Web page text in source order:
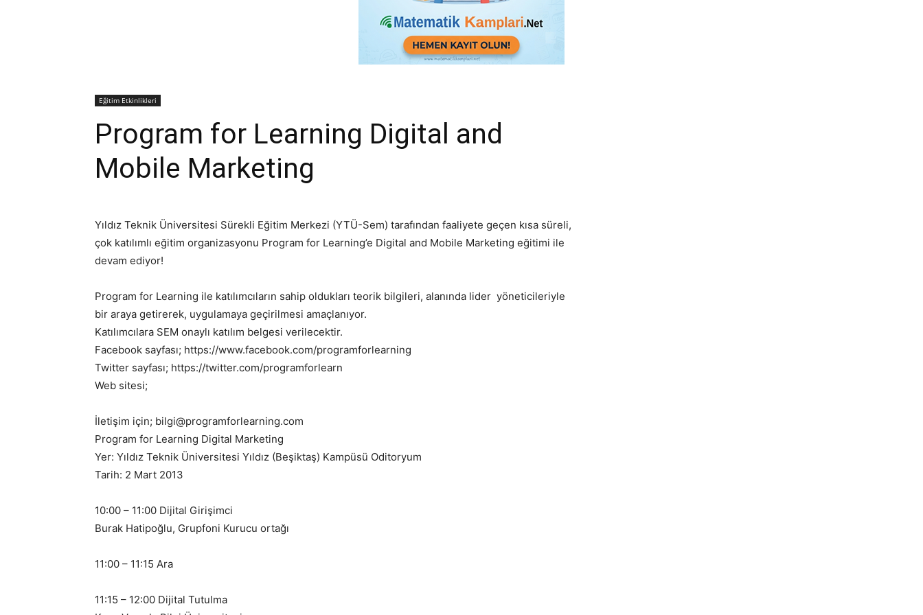
Eğitim Etkinlikleri
Program for Learning Digital and
Mobile Marketing
Yıldız Teknik Üniversitesi Sürekli Eğitim Merkezi (YTÜ-Sem) tarafından faaliyete geçen kısa süreli,
çok katılımlı eğitim organizasyonu Program for Learning’e Digital and Mobile Marketing eğitimi ile
devam ediyor!
Program for Learning ile katılımcıların sahip oldukları teorik bilgileri, alanında lider yöneticileriyle
bir araya getirerek, uygulamaya geçirilmesi amaçlanıyor.
Katılımcılara SEM onaylı katılım belgesi verilecektir.
Facebook sayfası; https://www.facebook.com/programforlearning
Twitter sayfası; https://twitter.com/programforlearn
Web sitesi;
İletişim için; bilgi@programforlearning.com
Program for Learning Digital Marketing
Yer: Yıldız Teknik Üniversitesi Yıldız (Beşiktaş) Kampüsü Oditoryum
Tarih: 2 Mart 2013
10:00 – 11:00 Dijital Girişimci
Burak Hatipoğlu, Grupfoni Kurucu ortağı
11:00 – 11:15 Ara
11:15 – 12:00 Dijital Tutulma